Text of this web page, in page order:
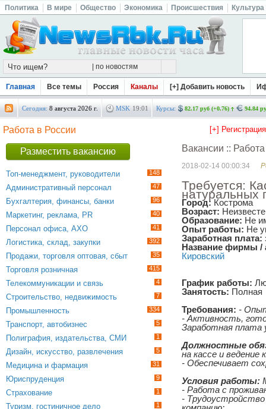
Политика В мире Общество Экономика Происшествия Культура
Главная Все темы Россия Каналы [+] Добавить новость
Сегодня: 8 августа 2026 г. MSK 19 01 Курсы: 82.17 руб (+0.76) 94.84
[+]
Работа в России
Разместить вакансию
Топ-менеджмент, руководители 148
Административный персонал 47
Бухгалтерия, финансы, банки 96
Маркетинг, реклама, PR 40
Персонал офиса, АХО 41
Логистика, склад, закупки 392
Продажи, торговля оптовая, сбыт 35
Торговля розничная 415
Телекоммуникации и связь 4
Строительство, недвижимость 7
Промышленность 334
Транспорт, автобизнес 5
Полиграфия, издательства, СМИ 1
Дизайн, искусство, развлечения 5
Медицина и фармация 31
Юриспруденция 9
Страхование 1
Туризм, гостиничное дело 1
Вакансии ::
2018-02-14 00:00:34
Требуется:
натуральных
Город: Кострома
Возраст:
Образование: Не
Опыт работы: Не
Заработная плата:
Название фирмы /
Кировский
График работы:
Занятость: Полная
Требования: -
- Активность,
Заработная плата
Должностные
на кассе и
- Обеспечивает
Условия работы:
- Работа с
- Трудоустройство